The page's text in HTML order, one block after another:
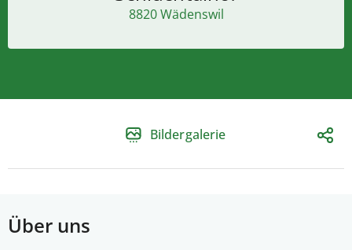
8820 Wädenswil
Bildergalerie
Über uns